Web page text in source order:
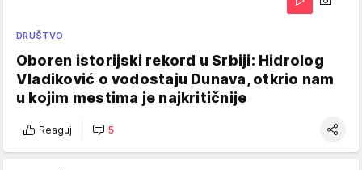
DRUŠTVO
Oboren istorijski rekord u Srbiji: Hidrolog
Vladiković o vodostaju Dunava, otkrio nam
u kojim mestima je najkritičnije
Reaguj 5